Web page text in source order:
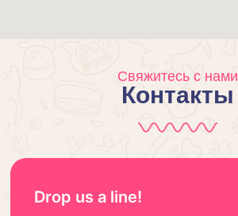
Свяжитесь с нами
Контакты
Drop us a line!